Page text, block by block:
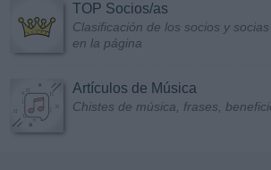
TOP Socios/as
Clasificación de los socios y
en la página
Artículos de Música
Chistes de música, frases,